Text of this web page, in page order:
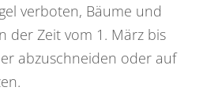
verboten, Bäume und
der Zeit vom 1. März bis
abzuschneiden oder auf